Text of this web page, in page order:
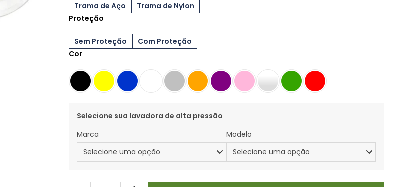
Trama de Aço
Trama de Nylon
Proteção
Sem Proteção
Com Proteção
Cor
Selecione sua lavadora de alta pressão
Marca
Modelo